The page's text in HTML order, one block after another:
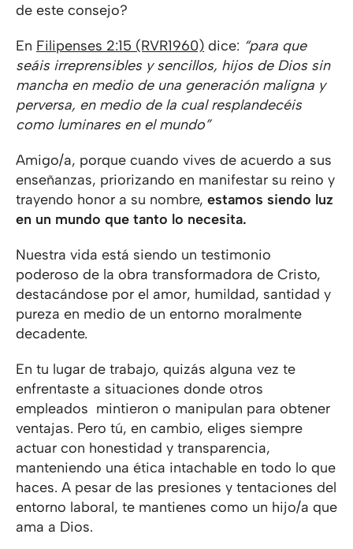
de este consejo?
En Filipenses 2:15 (RVR1960) dice: “para que
seáis irreprensibles y sencillos, hijos de Dios sin
mancha en medio de una generación maligna y
perversa, en medio de la cual resplandecéis
como luminares en el mundo”
Amigo/a, porque cuando vives de acuerdo a sus
enseñanzas, priorizando en manifestar su reino y
trayendo honor a su nombre, estamos siendo luz
en un mundo que tanto lo necesita.
Nuestra vida está siendo un testimonio
poderoso de la obra transformadora de Cristo,
destacándose por el amor, humildad, santidad y
pureza en medio de un entorno moralmente
decadente.
En tu lugar de trabajo, quizás alguna vez te
enfrentaste a situaciones donde otros
empleados mintieron o manipulan para obtener
ventajas. Pero tú, en cambio, eliges siempre
actuar con honestidad y transparencia,
manteniendo una ética intachable en todo lo que
haces. A pesar de las presiones y tentaciones del
entorno laboral, te mantienes como un hijo/a que
ama a Dios.